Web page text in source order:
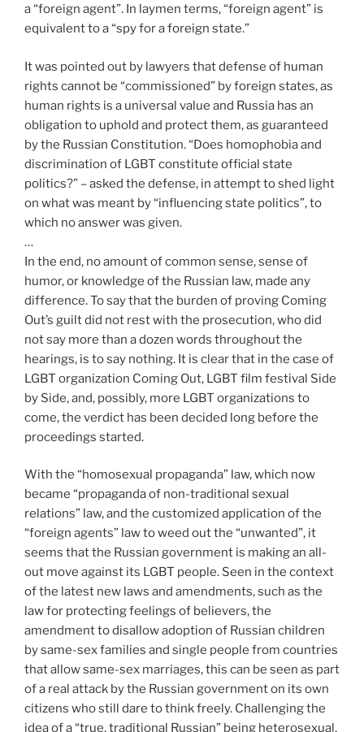
a “foreign agent”. In laymen terms, “foreign agent” is
equivalent to a “spy for a foreign state.”
It was pointed out by lawyers that defense of human
rights cannot be “commissioned” by foreign states, as
human rights is a universal value and Russia has an
obligation to uphold and protect them, as guaranteed
by the Russian Constitution. “Does homophobia and
discrimination of LGBT constitute official state
politics?” – asked the defense, in attempt to shed light
on what was meant by “influencing state politics”, to
which no answer was given.
…
In the end, no amount of common sense, sense of
humor, or knowledge of the Russian law, made any
difference. To say that the burden of proving Coming
Out’s guilt did not rest with the prosecution, who did
not say more than a dozen words throughout the
hearings, is to say nothing. It is clear that in the case of
LGBT organization Coming Out, LGBT film festival Side
by Side, and, possibly, more LGBT organizations to
come, the verdict has been decided long before the
proceedings started.
With the “homosexual propaganda” law, which now
became “propaganda of non-traditional sexual
relations” law, and the customized application of the
“foreign agents” law to weed out the “unwanted”, it
seems that the Russian government is making an all-
out move against its LGBT people. Seen in the context
of the latest new laws and amendments, such as the
law for protecting feelings of believers, the
amendment to disallow adoption of Russian children
by same-sex families and single people from countries
that allow same-sex marriages, this can be seen as part
of a real attack by the Russian government on its own
citizens who still dare to think freely. Challenging the
idea of a “true, traditional Russian” being heterosexual,